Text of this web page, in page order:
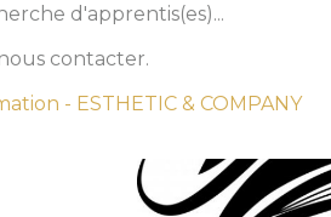
d'apprentis(es)...
contacter.
- ESTHETIC & COMPANY